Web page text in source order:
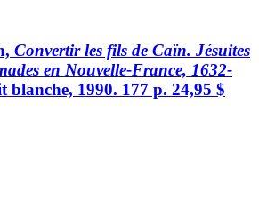
Convertir les fils de Caïn. Jésuites
en Nouvelle-France, 1632-
blanche, 1990. 177 p. 24,95 $